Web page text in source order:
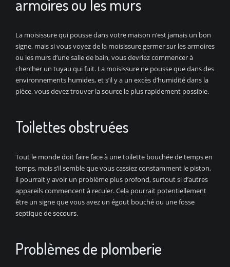
armoires ou les murs
La moisissure qui pousse dans votre maison n’est jamais un bon
signe, mais si vous voyez de la moisissure germer sur les armoires
ou les murs d’une salle de bain, vous devriez commencer à
chercher un tuyau qui fuit. La moisissure ne pousse que dans des
environnements humides, et s’il y a un excès d’humidité dans la
pièce, vous devez trouver la source le plus rapidement possible.
Toilettes obstruées
Tout le monde doit faire face à une toilette bouchée de temps en
temps, mais s’il semble que vous cassiez constamment le piston,
il pourrait y avoir un problème plus profond, surtout si d’autres
appareils commencent à reculer. Cela pourrait potentiellement
être un signe que vous avez un égout bouché ou une fosse
septique de secours.
Problèmes de plomberie